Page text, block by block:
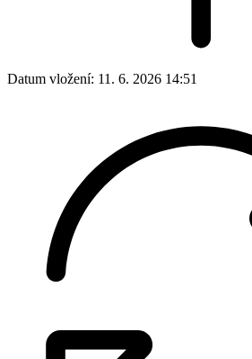
Datum vložení: 11. 6. 2026 14:51